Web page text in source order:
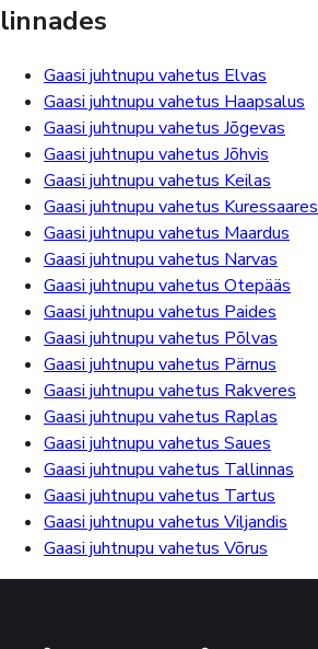
linnades
Gaasi juhtnupu vahetus Elvas
Gaasi juhtnupu vahetus Haapsalus
Gaasi juhtnupu vahetus Jõgevas
Gaasi juhtnupu vahetus Jõhvis
Gaasi juhtnupu vahetus Keilas
Gaasi juhtnupu vahetus Kuressaares
Gaasi juhtnupu vahetus Maardus
Gaasi juhtnupu vahetus Narvas
Gaasi juhtnupu vahetus Otepääs
Gaasi juhtnupu vahetus Paides
Gaasi juhtnupu vahetus Põlvas
Gaasi juhtnupu vahetus Pärnus
Gaasi juhtnupu vahetus Rakveres
Gaasi juhtnupu vahetus Raplas
Gaasi juhtnupu vahetus Saues
Gaasi juhtnupu vahetus Tallinnas
Gaasi juhtnupu vahetus Tartus
Gaasi juhtnupu vahetus Viljandis
Gaasi juhtnupu vahetus Võrus